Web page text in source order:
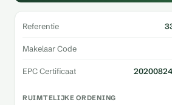
Referentie
Makelaar Code
EPC Certificaat
RUIMTELIJKE ORDENING